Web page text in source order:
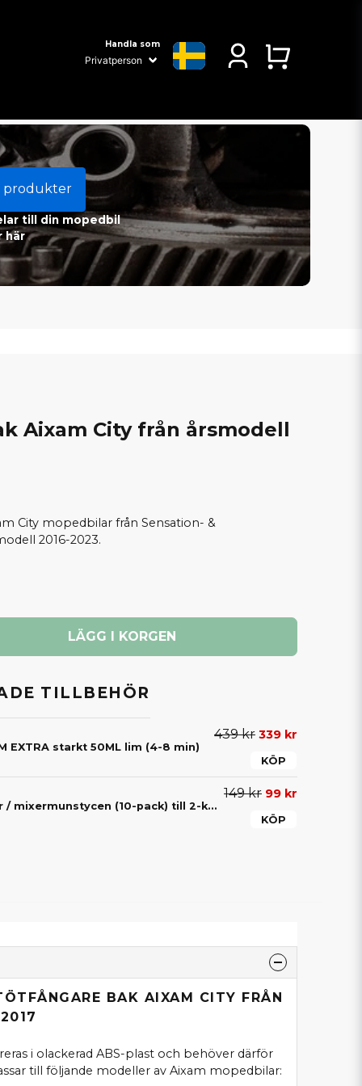
Handla som
produkter
till din mopedbil
här
Aixam City från årsmodell
City mopedbilar från Sensation- &
2016-2023.
LÄGG I KORGEN
TILLBEHÖR
EXTRA starkt 50ML lim (4-8 min)
439 kr 339 kr
KÖP
Blandningsspetsar / mixermunstycen (10-pack) till 2-komponentslim – För exakt blandning av lim
149 kr 99 kr
KÖP
BAK AIXAM CITY FRÅN
i olackerad ABS-plast och behöver därför
till följande modeller av Aixam mopedbilar: